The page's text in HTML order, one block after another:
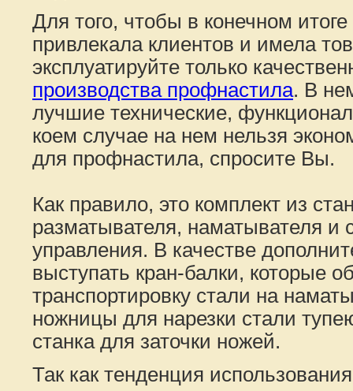
Для того, чтобы в конечном
привлекала клиентов и имела
эксплуатируйте только
производства профнастила. В
лучшие технические,
коем случае на нем нельзя
для профнастила, спросите Вы.
Как правило, это комплект из
разматывателя, наматывателя и
управления. В качестве
выступать кран-балки, которые
транспортировку стали на
ножницы для нарезки стали
станка для заточки ножей.
Так как тенденция